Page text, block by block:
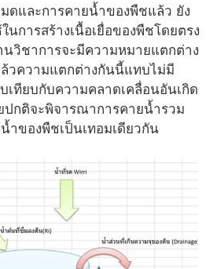
มดและการคายน้ำของพืชแล้ว ยัง
การสร้างเนื้อเยื่อของพืชโดยตรง
นวิชาการจะมีความหมายแตกต่าง
วความแตกต่างกันนี้แทบไม่มี
เทียบกับความคลาดเคลื่อนอันเกิด
ปกติจะพิจารณาการคายน้ำรวม
ำของพืชเป็นเทอมเดียวกัน